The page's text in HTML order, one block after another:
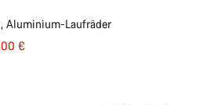
Aluminium-Laufräder
€